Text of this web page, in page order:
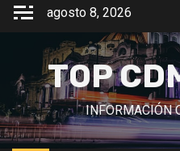
Saltar
contenido
agosto 8, 2026
TOP
INFORMACIÓN